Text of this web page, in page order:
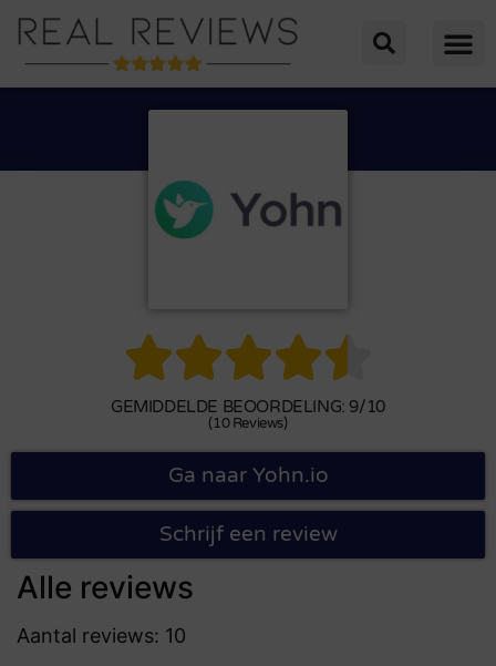

GEMIDDELDE BEOORDELING: 9/10
(10 Reviews)
Ga naar Yohn.io
Schrijf een review
Alle reviews
Aantal reviews: 10